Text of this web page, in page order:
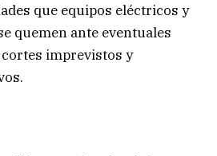
que equipos eléctricos y
quemen ante eventuales
imprevistos y